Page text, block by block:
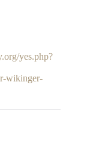
yes.php?
wikinger-